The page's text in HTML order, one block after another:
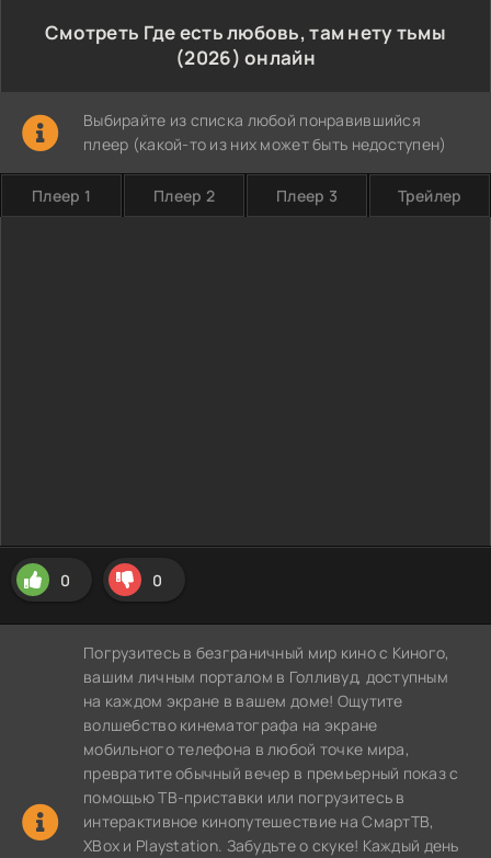
Смотреть Где есть любовь, там нету тьмы
(2026) онлайн
Выбирайте из списка любой понравившийся
плеер (какой-то из них может быть недоступен)
Плеер 1 Плеер 2 Плеер 3 Трейлер
0 0
Погрузитесь в безграничный мир кино с Киного,
вашим личным порталом в Голливуд, доступным
на каждом экране в вашем доме! Ощутите
волшебство кинематографа на экране
мобильного телефона в любой точке мира,
превратите обычный вечер в премьерный показ с
помощью ТВ-приставки или погрузитесь в
интерактивное кинопутешествие на СмартТВ,
XBox и Playstation. Забудьте о скуке! Каждый день